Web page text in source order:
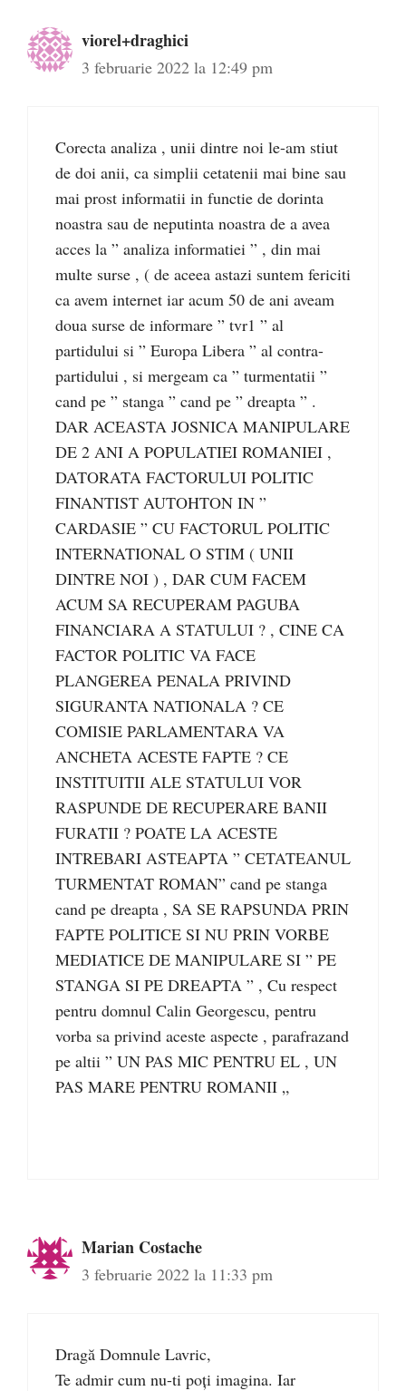
viorel+draghici
3 februarie 2022 la 12:49 pm
Corecta analiza , unii dintre noi le-am stiut
de doi anii, ca simplii cetatenii mai bine sau
mai prost informatii in functie de dorinta
noastra sau de neputinta noastra de a avea
acces la ” analiza informatiei ” , din mai
multe surse , ( de aceea astazi suntem fericiti
ca avem internet iar acum 50 de ani aveam
doua surse de informare ” tvr1 ” al
partidului si ” Europa Libera ” al contra-
partidului , si mergeam ca ” turmentatii ”
cand pe ” stanga ” cand pe ” dreapta ” .
DAR ACEASTA JOSNICA MANIPULARE
DE 2 ANI A POPULATIEI ROMANIEI ,
DATORATA FACTORULUI POLITIC
FINANTIST AUTOHTON IN ”
CARDASIE ” CU FACTORUL POLITIC
INTERNATIONAL O STIM ( UNII
DINTRE NOI ) , DAR CUM FACEM
ACUM SA RECUPERAM PAGUBA
FINANCIARA A STATULUI ? , CINE CA
FACTOR POLITIC VA FACE
PLANGEREA PENALA PRIVIND
SIGURANTA NATIONALA ? CE
COMISIE PARLAMENTARA VA
ANCHETA ACESTE FAPTE ? CE
INSTITUITII ALE STATULUI VOR
RASPUNDE DE RECUPERARE BANII
FURATII ? POATE LA ACESTE
INTREBARI ASTEAPTA ” CETATEANUL
TURMENTAT ROMAN” cand pe stanga
cand pe dreapta , SA SE RAPSUNDA PRIN
FAPTE POLITICE SI NU PRIN VORBE
MEDIATICE DE MANIPULARE SI ” PE
STANGA SI PE DREAPTA ” , Cu respect
pentru domnul Calin Georgescu, pentru
vorba sa privind aceste aspecte , parafrazand
pe altii ” UN PAS MIC PENTRU EL , UN
PAS MARE PENTRU ROMANII „
Marian Costache
3 februarie 2022 la 11:33 pm
Dragă Domnule Lavric,
Te admir cum nu-ti poţi imagina. Iar